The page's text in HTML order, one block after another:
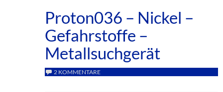
Proton036 – Nickel –
Gefahrstoffe –
Metallsuchgerät
2 KOMMENTARE